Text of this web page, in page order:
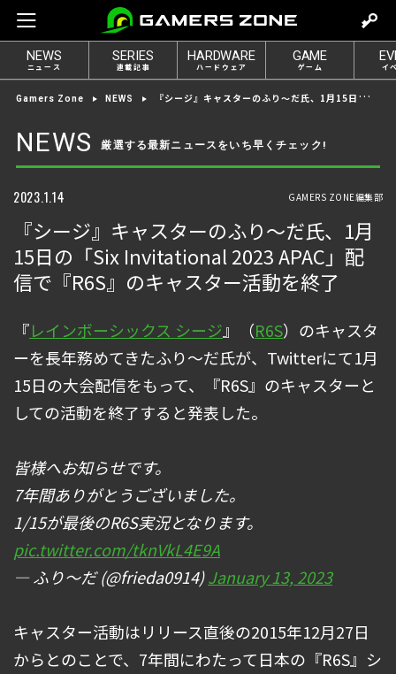
e
t
o
g
n
NEWS
ニュース
SERIES
連載記事
HARDWARE
ハードウェア
GAME
ゲーム イ
Gamers Zone NEWS 『シージ』キャスターのふり～だ氏、1月15日の「Six Invitational 2023 APAC」配信で『R6S』のキャスター活動を終了
NEWS 厳選する最新ニュースをいち早くチェック!
2023.1.14 GAMERS ZONE編集部
『シージ』キャスターのふり～だ氏、1月
15日の「Six Invitational 2023 APAC」配
信で『R6S』のキャスター活動を終了
『レインボーシックス シージ』（R6S）のキャスタ
ーを長年務めてきたふり～だ氏が、Twitterにて1月
15日の大会配信をもって、『R6S』のキャスターと
しての活動を終了すると発表した。
皆様へお知らせです。
7年間ありがとうございました。
1/15が最後のR6S実況となります。
pic.twitter.com/tknVkL4E9A
— ふり～だ (@frieda0914)January 13, 2023
キャスター活動はリリース直後の2015年12月27日
からとのことで、7年間にわたって日本の『R6S』シ